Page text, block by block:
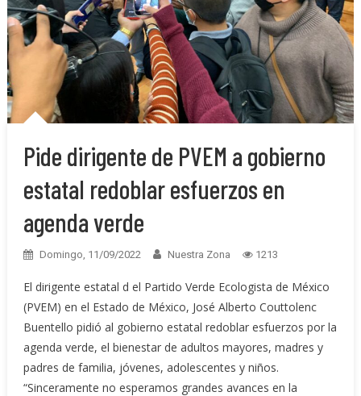
Pide dirigente de PVEM a gobierno
estatal redoblar esfuerzos en
agenda verde
Domingo, 11/09/2022 Nuestra Zona 1213
El dirigente estatal d el Partido Verde Ecologista de México
(PVEM) en el Estado de México, José Alberto Couttolenc
Buentello pidió al gobierno estatal redoblar esfuerzos por la
agenda verde, el bienestar de adultos mayores, madres y
padres de familia, jóvenes, adolescentes y niños.
“Sinceramente no esperamos grandes avances en la